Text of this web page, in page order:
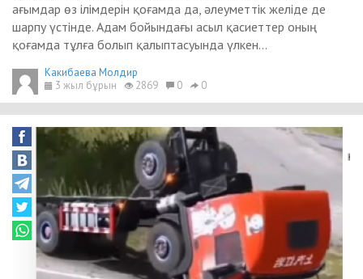
ағымдар өз ілімдерін қоғамда да, әлеуметтік желіде де
шарпу үстінде. Адам бойындағы асыл қасиеттер оның
қоғамда тұлға болып қалыптасуында үлкен...
Какибаева Молдир
3 жыл бұрын
2869 0 0